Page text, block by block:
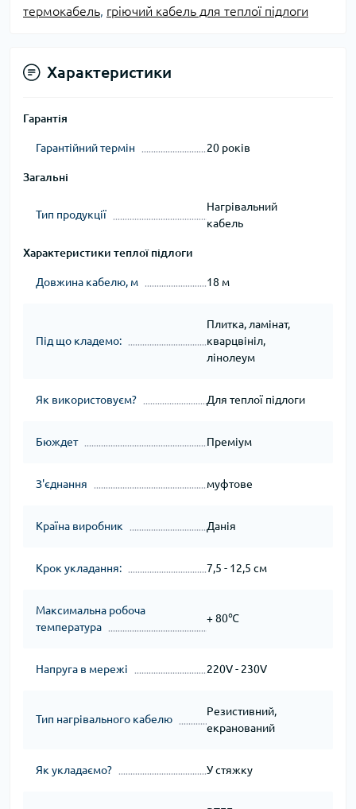
термокабель гріючий кабель для теплої підлоги
Характеристики
Гарантія
Гарантійний термін 20 років
Загальні
Тип продукції
Нагрівальний
кабель
Характеристики теплої підлоги
Довжина кабелю, м 18 м
Під що кладемо:
Плитка, ламінат,
кварцвініл,
лінолеум
Як використовуєм? Для теплої підлоги
Бюждет Преміум
З'єднання муфтове
Країна виробник Данія
Крок укладання: 7,5 - 12,5 см
Максимальна робоча
температура
+ 80℃
Напруга в мережі 220V - 230V
Тип нагрівального кабелю
Резистивний,
екранований
Як укладаємо? У стяжку